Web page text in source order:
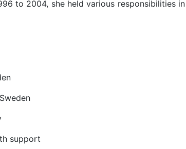
to 2004, she held various responsibilities
support